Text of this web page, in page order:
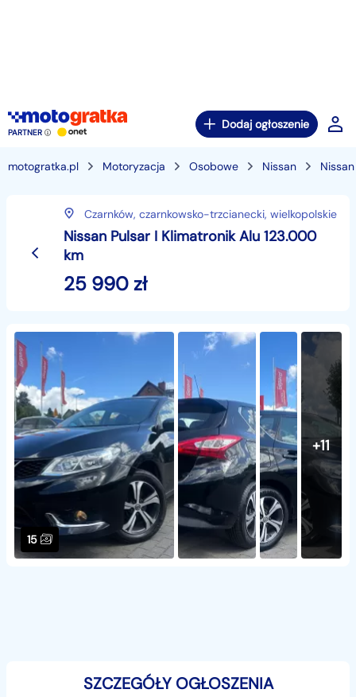
PARTNER
Dodaj ogłoszenie
motogratka.pl Motoryzacja Osobowe Nissan
Czarnków, czarnkowsko-trzcianecki, wielkopolskie
Nissan Pulsar I Klimatronik Alu 123.000
km
25 990zł
15
+11
SZCZEGÓŁY OGŁOSZENIA